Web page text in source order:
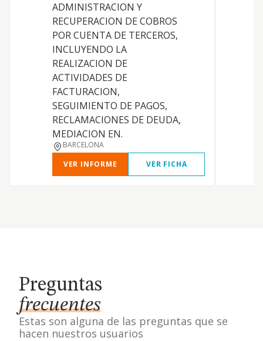
ADMINISTRACION Y
RECUPERACION DE COBROS
POR CUENTA DE TERCEROS,
INCLUYENDO LA
REALIZACION DE
ACTIVIDADES DE
FACTURACION,
SEGUIMIENTO DE PAGOS,
RECLAMACIONES DE DEUDA,
MEDIACION EN.
BARCELONA
VER INFORME
VER FICHA
Preguntas
frecuentes
Estas son alguna de las preguntas que se
hacen nuestros usuarios